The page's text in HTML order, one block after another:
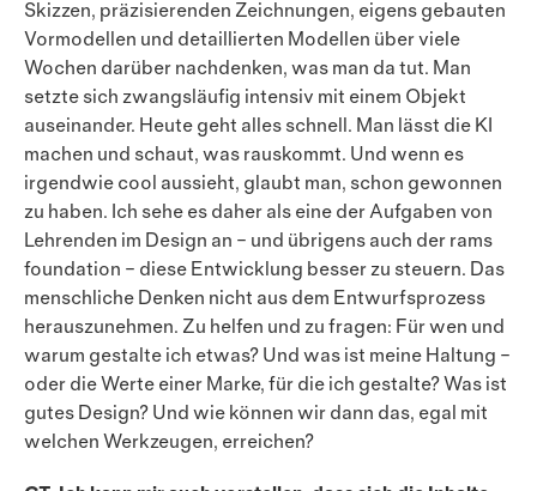
Skizzen, präzisierenden Zeichnungen, eigens gebauten
Vormodellen und detaillierten Modellen über viele
Wochen darüber nachdenken, was man da tut. Man
setzte sich zwangsläufig intensiv mit einem Objekt
auseinander. Heute geht alles schnell. Man lässt die KI
machen und schaut, was rauskommt. Und wenn es
irgendwie cool aussieht, glaubt man, schon gewonnen
zu haben. Ich sehe es daher als eine der Aufgaben von
Lehrenden im Design an – und übrigens auch der rams
foundation – diese Entwicklung besser zu steuern. Das
menschliche Denken nicht aus dem Entwurfsprozess
herauszu­neh­men. Zu helfen und zu fragen: Für wen und
warum gestalte ich etwas? Und was ist meine Haltung –
oder die Werte einer Marke, für die ich gestalte? Was ist
gutes Design? Und wie können wir dann das, egal mit
welchen Werkzeugen, erreichen?